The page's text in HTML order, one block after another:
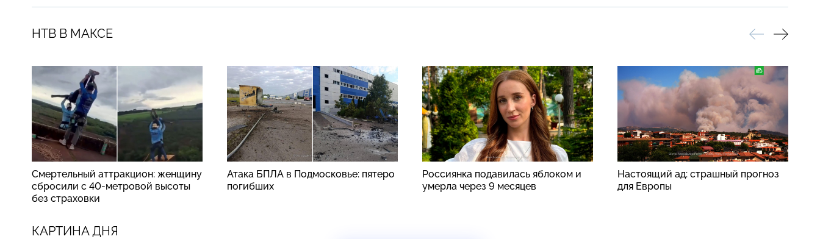
НТВ В МАКСЕ
Смертельный аттракцион: женщину
сбросили с 40-метровой высоты
без страховки
Атака БПЛА в Подмосковье: пятеро
погибших
Россиянка подавилась яблоком и
умерла через 9 месяцев
Настоящий ад: страшный прогноз
для Европы
КАРТИНА ДНЯ